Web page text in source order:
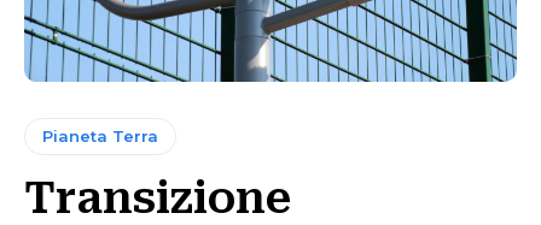
Pianeta Terra
Transizione